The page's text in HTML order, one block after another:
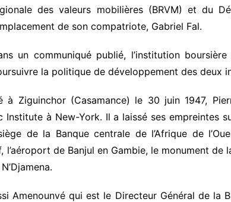
des valeurs mobilières (BRVM) et du
de son compatriote, Gabriel Fal.
un communiqué publié, l’institution
la politique de développement des deux
à Ziguinchor (Casamance) le 30 juin 1947,
Institute à New-York. Il a laissé ses empreintes
de la Banque centrale de l’Afrique de
de Banjul en Gambie, le monument de
Amenounvé qui est le Directeur Général de la